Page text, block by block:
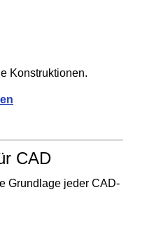
Konstruktionen.
CAD
Grundlage jeder CAD-